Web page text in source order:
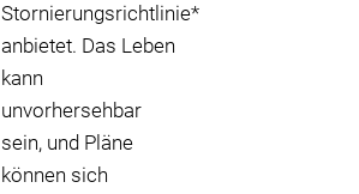
Stornierungsrichtlinie*
anbietet. Das Leben
kann
unvorhersehbar
sein, und Pläne
können sich